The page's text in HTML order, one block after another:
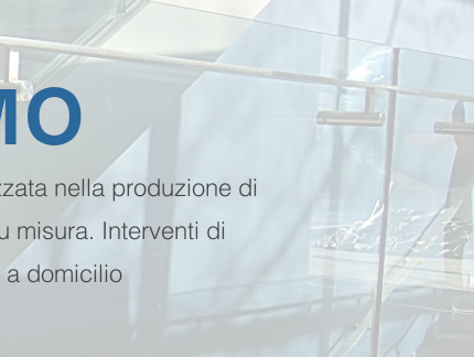
nella produzione di
misura. Interventi di
a domicilio